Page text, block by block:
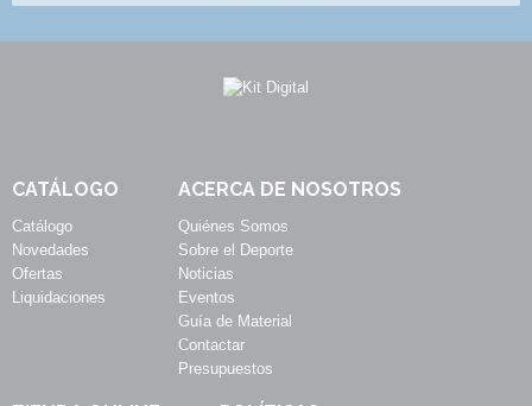
CATÁLOGO
Catálogo
Novedades
Ofertas
Liquidaciones
ACERCA DE NOSOTROS
Quiénes Somos
Sobre el Deporte
Noticias
Eventos
Guía de Material
Contactar
Presupuestos